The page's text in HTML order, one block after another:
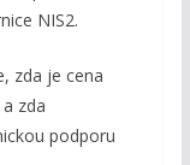
NIS2.
zda je cena
zda
podporu